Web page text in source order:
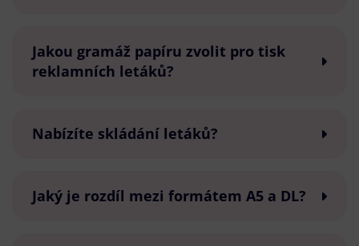
Jakou gramáž papíru zvolit pro tisk
reklamních letáků?
Nabízíte skládání letáků?
Jaký je rozdíl mezi formátem A5 a DL?